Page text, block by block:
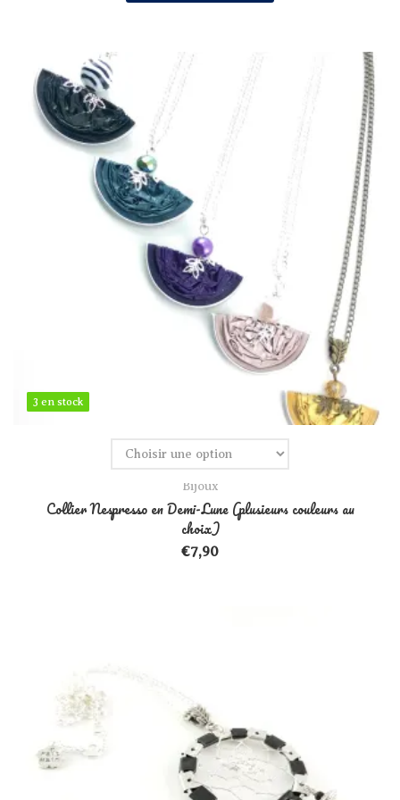
3 en stock
3 en stock
Bijoux
Collier Nespresso en Demi-Lune (plusieurs couleurs au
choix)
€7,90